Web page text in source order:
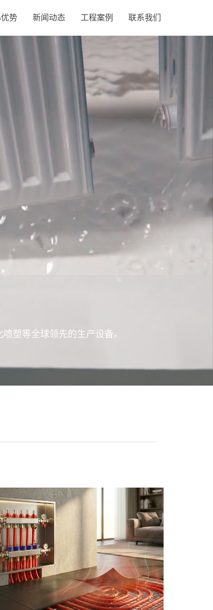
势 新闻动态 工程案例 联系我们
塑等全球领先的生产设备。